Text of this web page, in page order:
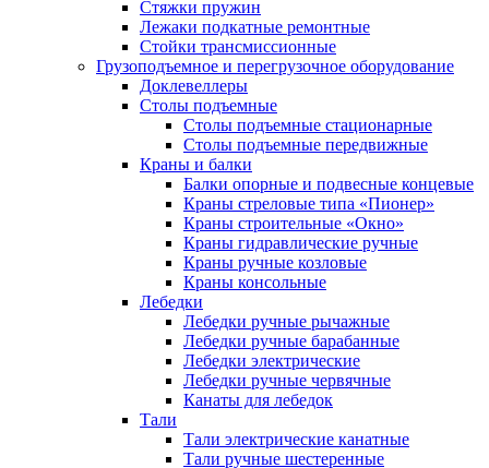
Стяжки пружин
Лежаки подкатные ремонтные
Стойки трансмиссионные
Грузоподъемное и перегрузочное оборудование
Доклевеллеры
Столы подъемные
Столы подъемные стационарные
Столы подъемные передвижные
Краны и балки
Балки опорные и подвесные концевые
Краны стреловые типа «Пионер»
Краны строительные «Окно»
Краны гидравлические ручные
Краны ручные козловые
Краны консольные
Лебедки
Лебедки ручные рычажные
Лебедки ручные барабанные
Лебедки электрические
Лебедки ручные червячные
Канаты для лебедок
Тали
Тали электрические канатные
Тали ручные шестеренные